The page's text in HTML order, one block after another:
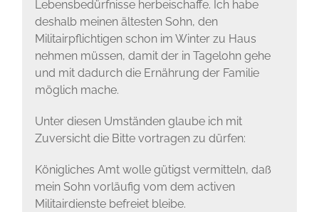
Lebensbedürfnisse herbeischaffe. Ich habe
deshalb meinen ältesten Sohn, den
Militairpflichtigen schon im Winter zu Haus
nehmen müssen, damit der in Tagelohn gehe
und mit dadurch die Ernährung der Familie
möglich mache.
Unter diesen Umständen glaube ich mit
Zuversicht die Bitte vortragen zu dürfen:
Königliches Amt wolle gütigst vermitteln, daß
mein Sohn vorläufig vom dem activen
Militairdienste befreiet bleibe.